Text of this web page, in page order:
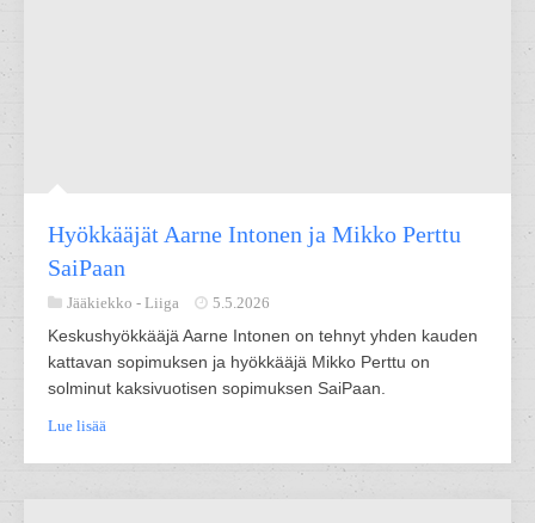
Hyökkääjät Aarne Intonen ja Mikko Perttu
SaiPaan
Jääkiekko - Liiga 5.5.2026
Keskushyökkääjä Aarne Intonen on tehnyt yhden kauden
kattavan sopimuksen ja hyökkääjä Mikko Perttu on
solminut kaksivuotisen sopimuksen SaiPaan.
Lue lisää